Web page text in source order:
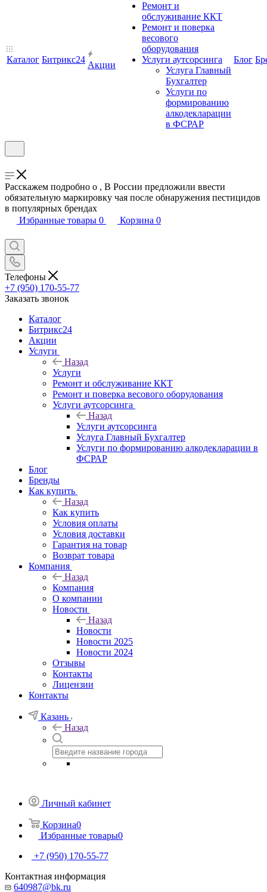
Каталог Битрикс24
Акции
Ремонт и
обслуживание ККТ
Ремонт и поверка
весового
оборудования
Услуги аутсорсинга
Услуга Главный
Бухгалтер
Услуги по
формированию
алкодекларации
в ФСРАР
Блог
Расскажем подробно о , В России предложили ввести
обязательную маркировку чая после обнаружения пестицидов
в популярных брендах
Избранные товары 0 Корзина 0
Телефоны
+7 (950) 170-55-77
Заказать звонок
Каталог
Битрикс24
Акции
Услуги
Назад
Услуги
Ремонт и обслуживание ККТ
Ремонт и поверка весового оборудования
Услуги аутсорсинга
Назад
Услуги аутсорсинга
Услуга Главный Бухгалтер
Услуги по формированию алкодекларации в
ФСРАР
Блог
Бренды
Как купить
Назад
Как купить
Условия оплаты
Условия доставки
Гарантия на товар
Возврат товара
Компания
Назад
Компания
О компании
Новости
Назад
Новости
Новости 2025
Новости 2024
Отзывы
Контакты
Лицензии
Контакты
Казань
Назад
Личный кабинет
Корзина0
Избранные товары0
+7 (950) 170-55-77
Контактная информация
640987@bk.ru